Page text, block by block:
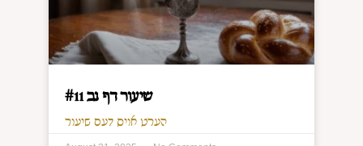
שיעור דף נב #11
הערט אויס דעם שיעור